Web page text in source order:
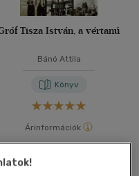
Tisza István, a vértanú
Bánó Attila
Könyv
Árinformációk
Borító ár:6 290 Ft